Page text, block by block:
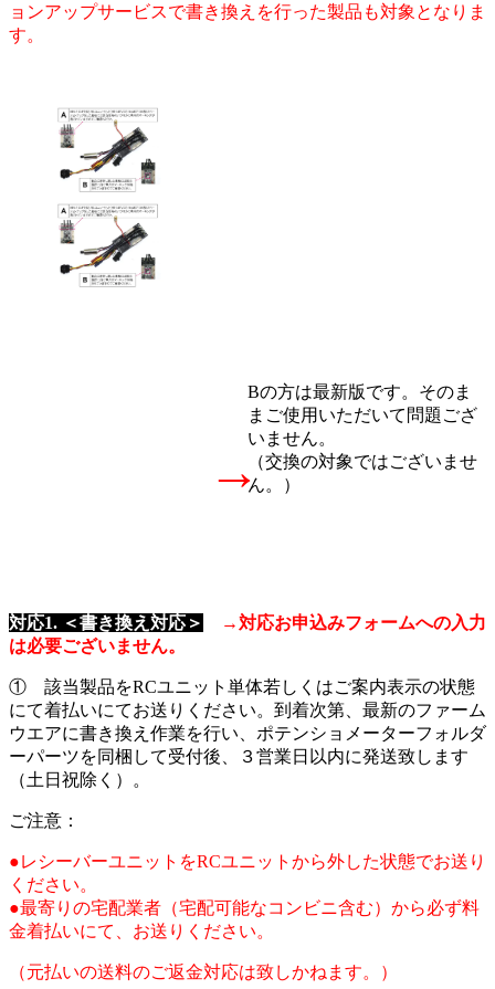
ョンアップサービスで書き換えを行った製品も対象となりま
す。
→
Bの方は最新版です。そのま
まご使用いただいて問題ござ
いません。
（交換の対象ではございませ
ん。）
対応1. ＜書き換え対応＞
→対応お申込みフォームへの入力
は必要ございません。
① 該当製品をRCユニット単体若しくはご案内表示の状態
にて着払いにてお送りください。到着次第、最新のファーム
ウエアに書き換え作業を行い、ポテンショメーターフォルダ
ーパーツを同梱して受付後、３営業日以内に発送致します
（土日祝除く）。
ご注意：
●レシーバーユニットをRCユニットから外した状態でお送り
ください。
●最寄りの宅配業者（宅配可能なコンビニ含む）から必ず料
金着払いにて、お送りください。
（元払いの送料のご返金対応は致しかねます。）